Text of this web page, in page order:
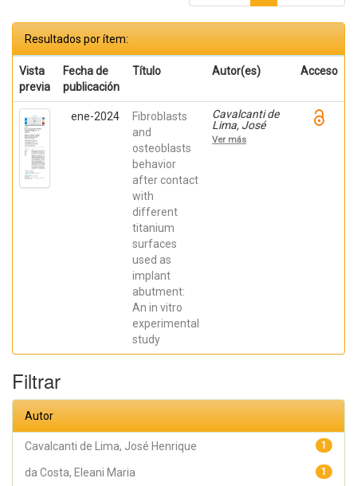
Resultados por ítem:
Vista
previa
Fecha de
publicación
Título Autor(es) Acceso
ene-2024
Fibroblasts
and
osteoblasts
behavior
after contact
with
different
titanium
surfaces
used as
implant
abutment:
An in vitro
experimental
study
Cavalcanti de
Lima, José
Henrique;
Robbs ,
Ver más
Filtrar
Autor
1
Cavalcanti de Lima, José Henrique
1
da Costa, Eleani Maria